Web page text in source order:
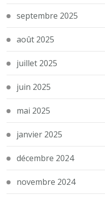
septembre 2025
août 2025
juillet 2025
juin 2025
mai 2025
janvier 2025
décembre 2024
novembre 2024